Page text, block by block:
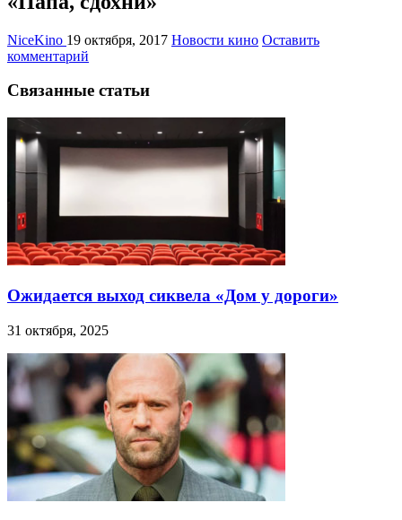
NiceKino 19 октября, 2017 Новости кино Оставить
комментарий
Связанные статьи
Ожидается выход сиквела «Дом у дороги»
31 октября, 2025